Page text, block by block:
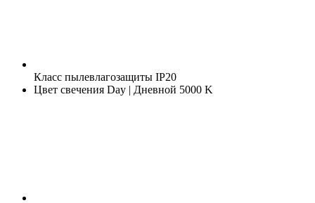
Класс пылевлагозащиты IP20
Цвет свечения Day | Дневной 5000 K